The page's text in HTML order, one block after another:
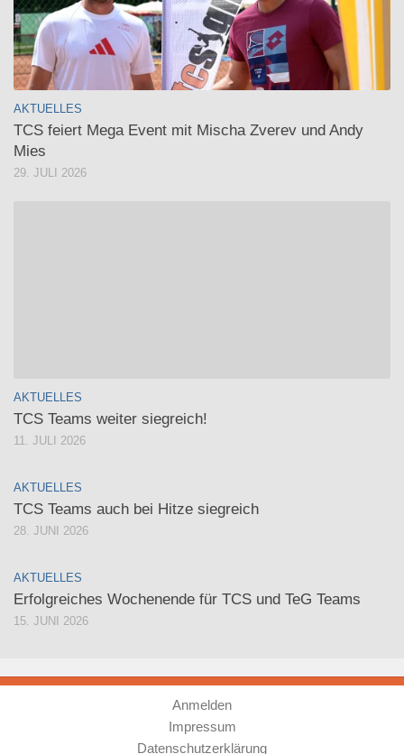
AKTUELLES
TCS feiert Mega Event mit Mischa Zverev und Andy
Mies
29. JULI 2026
AKTUELLES
TCS Teams weiter siegreich!
11. JULI 2026
AKTUELLES
TCS Teams auch bei Hitze siegreich
28. JUNI 2026
AKTUELLES
Erfolgreiches Wochenende für TCS und TeG Teams
15. JUNI 2026
Anmelden
Impressum
Datenschutzerklärung